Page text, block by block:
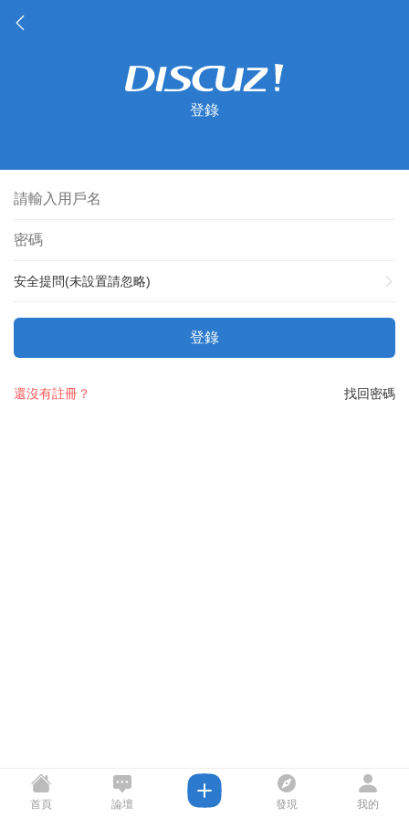
登錄
安全提問(未設置請忽略)
登錄
找回密碼
還沒有註冊？
首頁 論壇 發現 我的